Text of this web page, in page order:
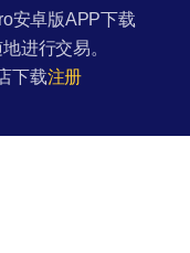
安卓版APP下载
进行交易。
下载注册